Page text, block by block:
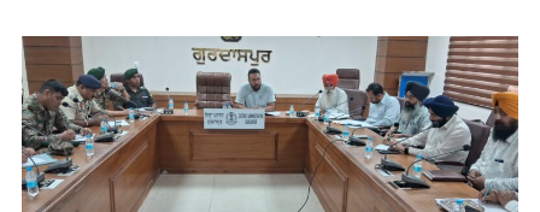
ਦਾ
ਕੈਬਨਿਟ
ਮੰਤਰੀ
ਅਮਨ
ਵੱਲੋਂ
ਉਦਘਾਟਨ